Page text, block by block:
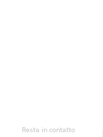
Resta in contatto